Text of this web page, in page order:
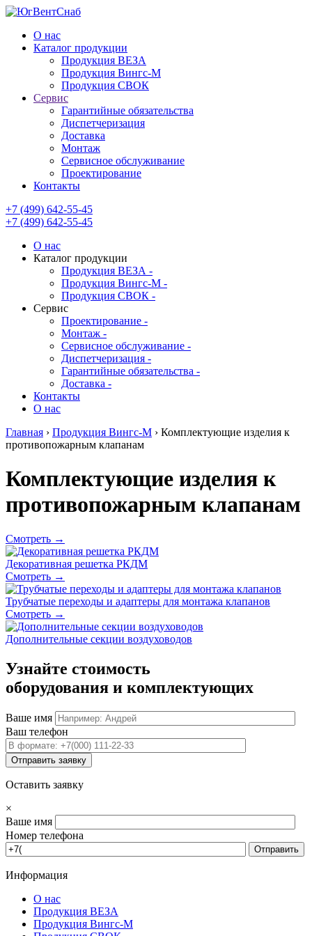
О нас
Каталог продукции
Продукция ВЕЗА
Продукция Вингс-М
Продукция СВОК
Сервис
Гарантийные обязательства
Диспетчеризация
Доставка
Монтаж
Сервисное обслуживание
Проектирование
Контакты
+7 (499) 642-55-45
+7 (499) 642-55-45
О нас
Каталог продукции
Продукция ВЕЗА -
Продукция Вингс-М -
Продукция СВОК -
Сервис
Проектирование -
Монтаж -
Сервисное обслуживание -
Диспетчеризация -
Гарантийные обязательства -
Доставка -
Контакты
О нас
Главная › Продукция Вингс-М › Комплектующие изделия к
противопожарным клапанам
Комплектующие изделия к
противопожарным клапанам
Смотреть →
Декоративная решетка РКДМ
Смотреть →
Трубчатые переходы и адаптеры для монтажа клапанов
Смотреть →
Дополнительные секции воздуховодов
Узнайте стоимость
оборудования и комплектующих
Ваше имя
Ваш телефон
Отправить заявку
Оставить заявку
×
Ваше имя
Номер телефона
Информация
О нас
Продукция ВЕЗА
Продукция Вингс-М